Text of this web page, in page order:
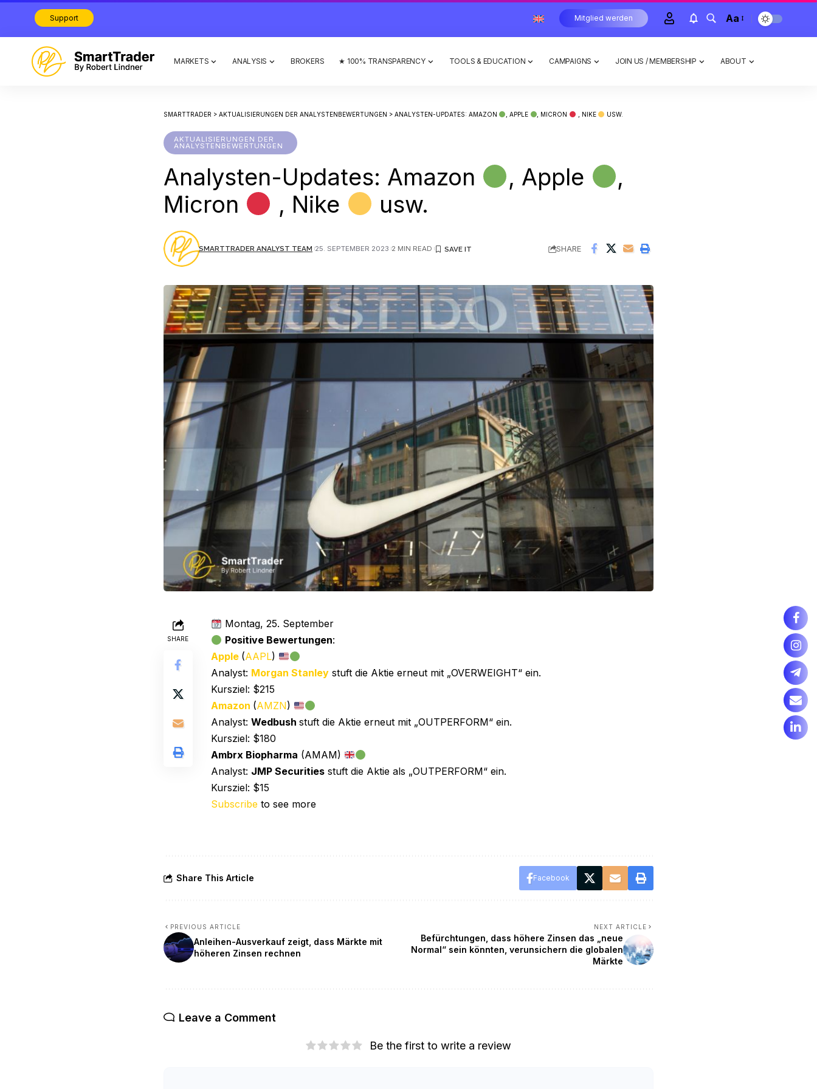
Support Mitglied werden Aa
MARKETS ANALYSIS BROKERS ★ 100% TRANSPARENCY TOOLS & EDUCATION CAMPAIGNS JOIN US / MEMBERSHIP ABOUT
SMARTTRADER > AKTUALISIERUNGEN DER ANALYSTENBEWERTUNGEN > ANALYSTEN-UPDATES: AMAZON , APPLE , MICRON , NIKE USW.
AKTUALISIERUNGEN DER
ANALYSTENBEWERTUNGEN
Analysten-Updates: Amazon , Apple
,
Micron
, Nike usw.
SMARTTRADER ANALYST TEAM 25. SEPTEMBER 2023 2 MIN READ SHARE
SHARE
Montag, 25. September
Positive Bewertungen:
Apple (AAPL)
Analyst: Morgan Stanleystuft die Aktie erneut mit „OVERWEIGHT“ ein.
Kursziel: $215
Amazon (AMZN)
Analyst: Wedbush stuft die Aktie erneut mit „OUTPERFORM“ ein.
Kursziel: $180
Ambrx Biopharma (AMAM)
Analyst: JMP Securitiesstuft die Aktie als „OUTPERFORM“ ein.
Kursziel: $15
Subscribeto see more
Share This Article Facebook
PREVIOUS ARTICLE
Anleihen-Ausverkauf zeigt, dass Märkte mit
höheren Zinsen rechnen
NEXT ARTICLE
Befürchtungen, dass höhere Zinsen das „neue
Normal“ sein könnten, verunsichern die globalen
Märkte
Leave a Comment
Be the first to write a review